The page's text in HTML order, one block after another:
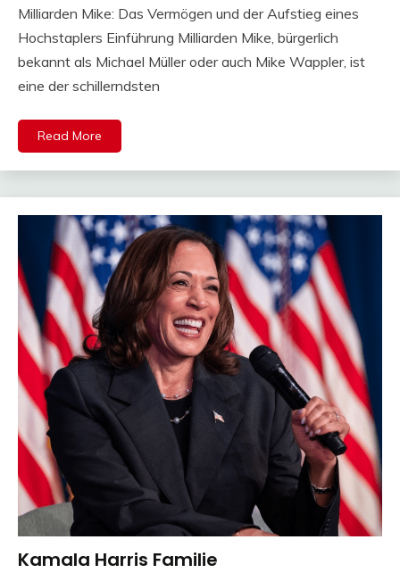
Milliarden Mike: Das Vermögen und der Aufstieg eines
Hochstaplers Einführung Milliarden Mike, bürgerlich
bekannt als Michael Müller oder auch Mike Wappler, ist
eine der schillerndsten
Read More
Trends
Kamala Harris Familie